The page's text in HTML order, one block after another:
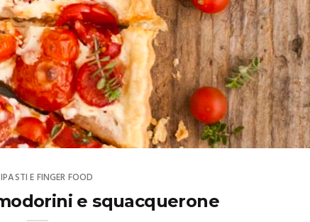
E FINGER FOOD
e squacquerone